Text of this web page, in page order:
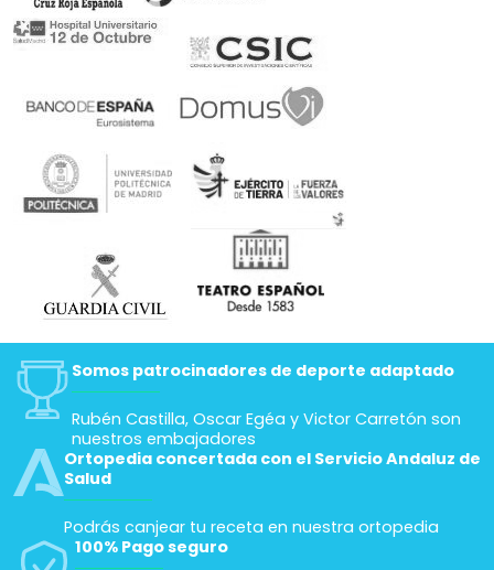
Somos patrocinadores de deporte adaptado
Rubén Castilla, Oscar Egéa y Victor Carretón son
nuestros embajadores
Ortopedia concertada con el Servicio Andaluz de
Salud
Podrás canjear tu receta en nuestra ortopedia
100% Pago seguro